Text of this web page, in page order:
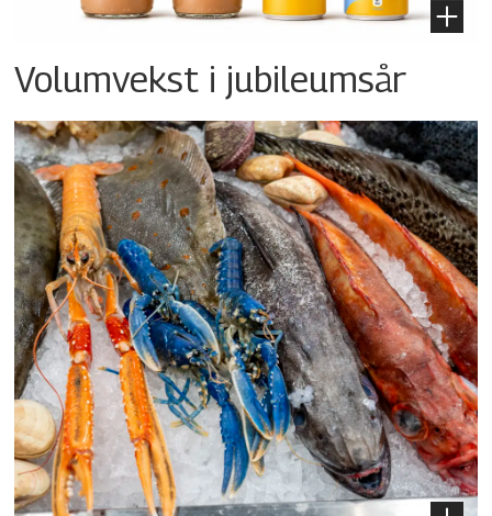
Volumvekst i jubileumsår